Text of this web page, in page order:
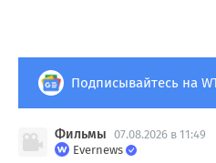
Подписывайтесь на
Фильмы 07.08.2026 в 11:49
Evernews